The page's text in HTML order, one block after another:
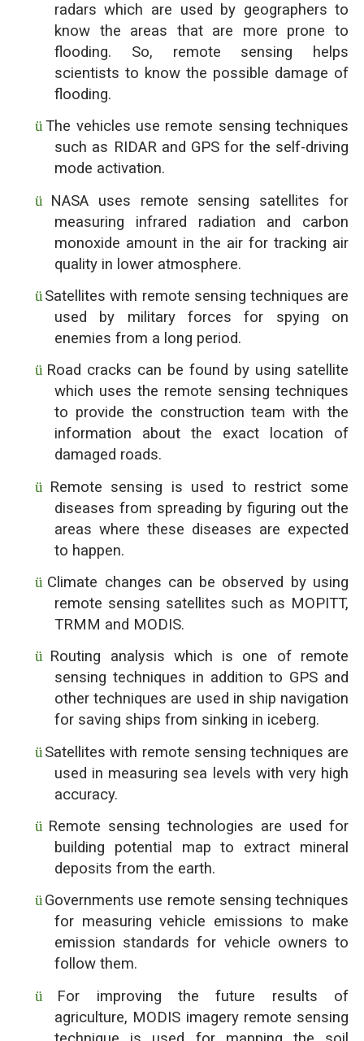
radars which are used by geographers to
know the areas that are more prone to
flooding. So, remote sensing helps
scientists to know the possible damage of
flooding.
ü The vehicles use remote sensing techniques
such as RIDAR and GPS for the self-driving
mode activation.
ü
NASA uses remote sensing satellites for
measuring infrared radiation and carbon
monoxide amount in the air for tracking air
quality in lower atmosphere.
ü Satellites with remote sensing techniques are
used by military forces for spying on
enemies from a long period.
ü Road cracks can be found by using satellite
which uses the remote sensing techniques
to provide the construction team with the
information about the exact location of
damaged roads.
ü Remote sensing is used to restrict some
diseases from spreading by figuring out the
areas where these diseases are expected
to happen.
ü Climate changes can be observed by using
remote sensing satellites such as MOPITT,
TRMM and MODIS.
ü Routing analysis which is one of remote
sensing techniques in addition to GPS and
other techniques are used in ship navigation
for saving ships from sinking in iceberg.
ü Satellites with remote sensing techniques are
used in measuring sea levels with very high
accuracy.
ü Remote sensing technologies are used for
building potential map to extract mineral
deposits from the earth.
üGovernments use remote sensing techniques
for measuring vehicle emissions to make
emission standards for vehicle owners to
follow them.
ü
For improving the future results of
agriculture, MODIS imagery remote sensing